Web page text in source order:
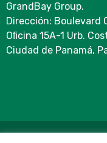
GrandBay Group.
Dirección: Boulevard
Oﬁcina 15A-1 Urb.
Ciudad de Panamá,